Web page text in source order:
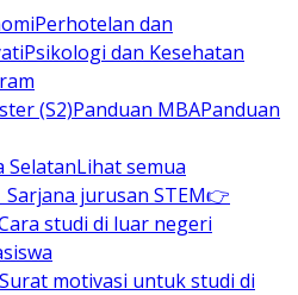
Perhotelan dan
Psikologi dan Kesehatan
(S2)Panduan MBAPanduan
SelatanLihat semua
Sarjana jurusan STEM👉
studi di luar negeri
Surat motivasi untuk studi di